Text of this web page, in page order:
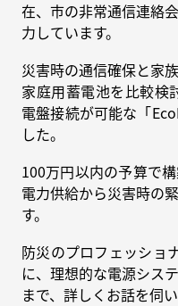
在、市の非常通信連絡
力しています。
災害時の通信確保と家
家庭用蓄電池を比較検
電盤接続が可能な「
した。
100万円以内の予算で
電力供給から災害時の
す。
防災のプロフェッショ
に、理想的な電源シス
まで、詳しくお話を伺い